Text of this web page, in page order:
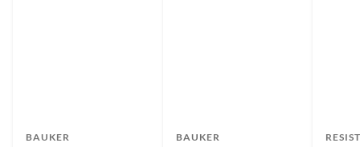
BAUKER BAUKER